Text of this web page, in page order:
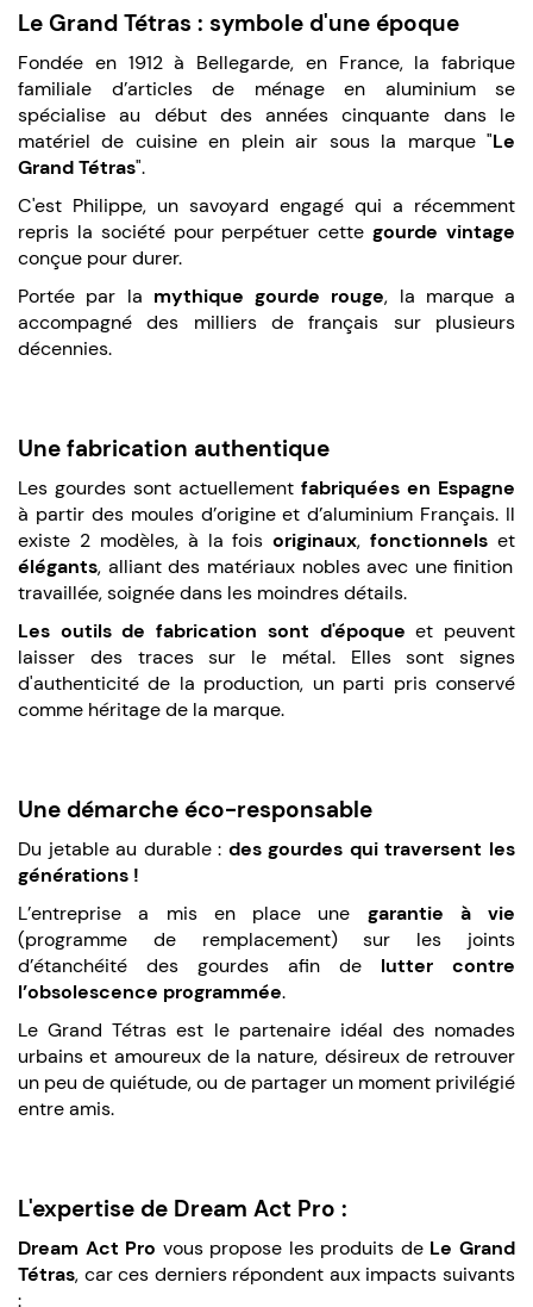
Le Grand Tétras : symbole d'une époque
Fondée en 1912 à Bellegarde, en France, la fabrique
familiale d’articles de ménage en aluminium se
spécialise au début des années cinquante dans le
matériel de cuisine en plein air sous la marque "Le
Grand Tétras".
C'est Philippe, un savoyard engagé qui a récemment
repris la société pour perpétuer cettegourde vintage
conçue pour durer.
Portée par la mythique gourde rouge, la marque a
accompagné des milliers de français sur plusieurs
décennies.
Une fabrication authentique
Les gourdes sont actuellement fabriquées en Espagne
à partir des moules d’origine et d’aluminium Français. Il
existe 2 modèles, à la foisoriginaux,fonctionnels et
élégants, alliant des matériaux nobles avec une finition
travaillée, soignée dans les moindres détails.
Les outils de fabrication sont d'époque et peuvent
laisser des traces sur le métal. Elles sont signes
d'authenticité de la production, un parti pris conservé
comme héritage de la marque.
Une démarche éco-responsable
Du jetable au durable : des gourdes qui traversent les
générations !
L’entreprise a mis en place une garantie à vie
(programme de remplacement) sur les joints
d’étanchéité des gourdes afin de lutter contre
l’obsolescence programmée.
Le Grand Tétras est le partenaire idéal des nomades
urbains et amoureux de la nature, désireux de retrouver
un peu de quiétude, ou de partager un moment privilégié
entre amis.
L'expertise de Dream Act Pro :
Dream Act Pro vous propose les produits de Le Grand
Tétras, car ces derniers répondent aux impacts suivants
: